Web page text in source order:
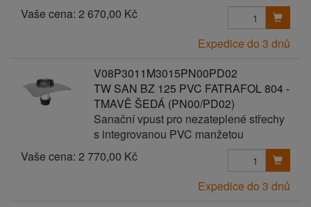
Vaše cena: 2 670,00 Kč
Expedice do 3 dnů
V08P3011M3015PN00PD02
TW SAN BZ 125 PVC FATRAFOL 804 -
TMAVĚ ŠEDÁ (PN00/PD02)
Sanační vpust pro nezateplené střechy
s integrovanou PVC manžetou
Vaše cena: 2 770,00 Kč
Expedice do 3 dnů